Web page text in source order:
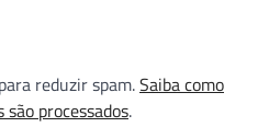
reduzir spam.Saiba como
processados.